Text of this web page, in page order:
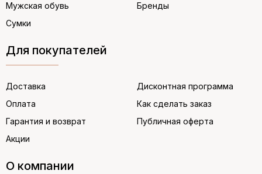
Мужская обувь
Сумки
Бренды
Для покупателей
Доставка
Оплата
Гарантия и возврат
Акции
Дисконтная программа
Как сделать заказ
Публичная оферта
О компании